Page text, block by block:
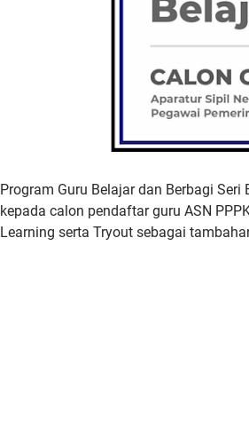
Program Guru Belajar dan Berbagi
kepada calon pendaftar guru ASN
Learning serta Tryout sebagai